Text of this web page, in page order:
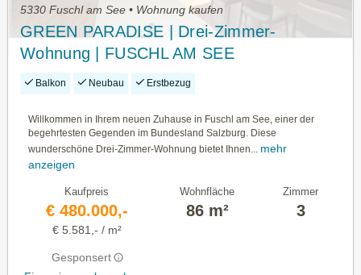
5330 Fuschl am See • Wohnung kaufen
GREEN PARADISE | Drei-Zimmer-
Wohnung | FUSCHL AM SEE
Balkon Neubau Erstbezug
Willkommen in Ihrem neuen Zuhause in Fuschl am See, einer der
begehrtesten Gegenden im Bundesland Salzburg. Diese
wunderschöne Drei-Zimmer-Wohnung bietet Ihnen...
mehr
anzeigen
Kaufpreis
€ 480.000,-
€ 5.581,- / m²
Gesponsert
Wohnfläche
86 m²
Zimmer
3